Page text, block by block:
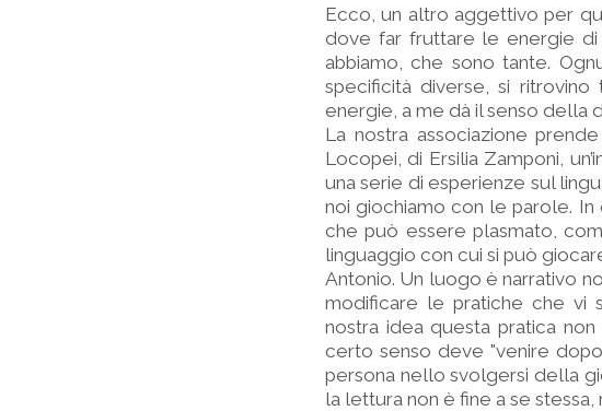
Ecco, un altro aggettivo per
dove far fruttare le energie
abbiamo, che sono tante.
specificità diverse, si
energie, a me dà il senso della
La nostra associazione
Locopei, di Ersilia Zamponi,
una serie di esperienze sul
noi giochiamo con le parole.
che può essere plasmato,
linguaggio con cui si può
Antonio. Un luogo è narrativo
modificare le pratiche che vi
nostra idea questa pratica
certo senso deve "venire
persona nello svolgersi della
la lettura non è fine a se